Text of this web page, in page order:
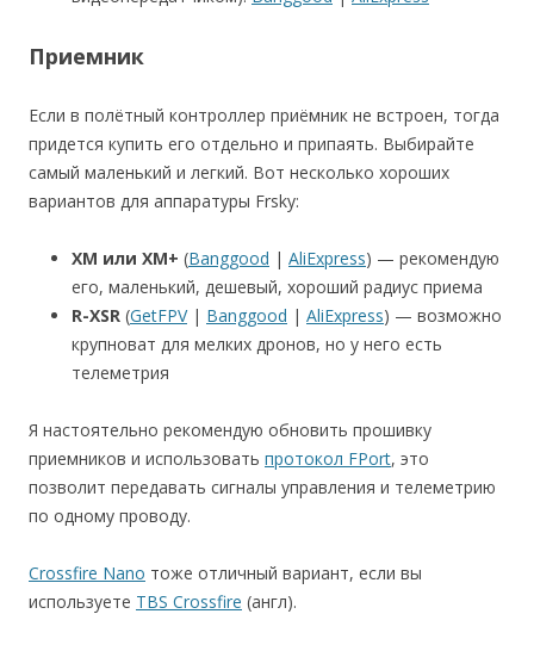
Приемник
Если в полётный контроллер приёмник не встроен, тогда
придется купить его отдельно и припаять. Выбирайте
самый маленький и легкий. Вот несколько хороших
вариантов для аппаратуры Frsky:
XM или XM+ (Banggood | AliExpress) — рекомендую
его, маленький, дешевый, хороший радиус приема
R-XSR (GetFPV| Banggood | AliExpress) — возможно
крупноват для мелких дронов, но у него есть
телеметрия
Я настоятельно рекомендую обновить прошивку
приемников и использовать протокол FPort, это
позволит передавать сигналы управления и телеметрию
по одному проводу.
Crossfire Nano тоже отличный вариант, если вы
используете TBS Crossfire (англ).